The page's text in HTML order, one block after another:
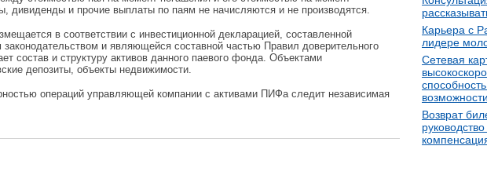
дивиденды и прочие выплаты по паям не начисляются и не производятся.
в соответствии с инвестиционной декларацией, составленной
и являющейся составной частью Правил доверительного
состав и структуру активов данного паевого фонда. Объектами
депозиты, объекты недвижимости.
операций управляющей компании с активами ПИФа следит независимая
Карьера с
лидере
Сетевая
возможности
Возврат